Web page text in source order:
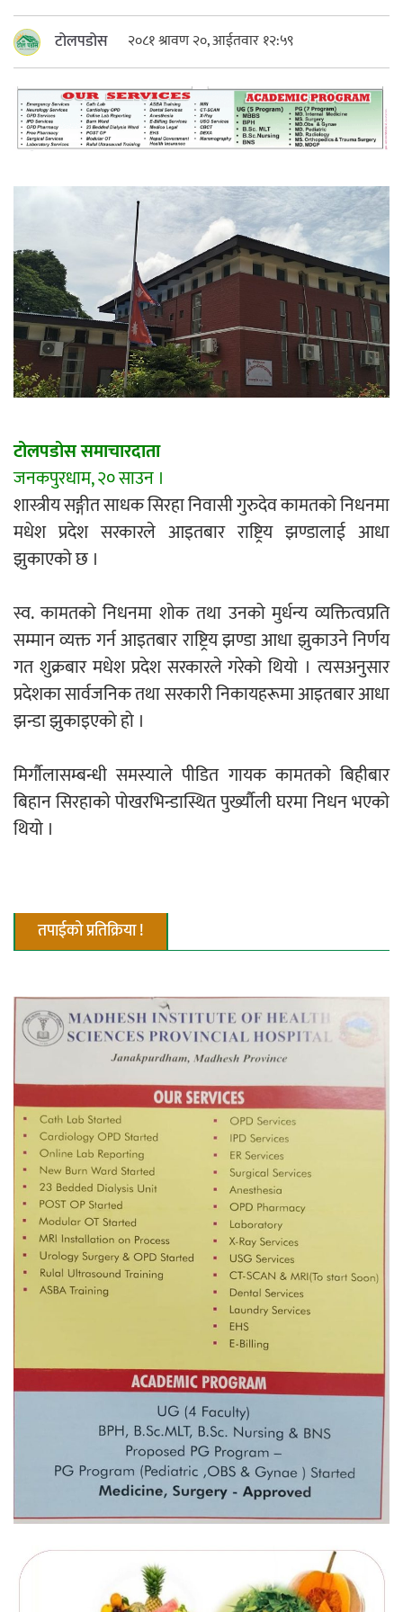
महत्त्वपूर्ण हुन्छ : मेयर मण्डल
रौतहटमा चट्याङ लाग्दा एककोे मृत्यु
श्रीमती बलात्कार मुद्दामा श्रीमान्लाई छ महिना
कैद, एक लाख रुपैयाँ क्षतिपूर्ति
बलियो र जीवन्त विकास साझेदारीको एक
हिस्सा : नियोग उपप्रमुख श्रीवास्तव
जनमत पत्रकार संघ
परियोजना सकिनै लाग्दा खुल्यो वन उद्यमीले
प्रतिस्पर्धाबिनाको नियुक्ति बदरबारे अन्तरिम
आदेश निक्र्योल गर्न असार ६ मा पेसी
निर्धारित ठाउँमा राजर्षिजनक विश्वविद्यालय
भवन बनाउन उपकुलपतिद्वारा आनाकानी
टोलपडोस २०८१ श्रावण २०, आईतवार १२:५९
टोलपडोस समाचारदाता
जनकपुरधाम, २० साउन ।
शास्त्रीय सङ्गीत साधक सिरहा निवासी गुरुदेव कामतको निधनमा
मधेश प्रदेश सरकारले आइतबार राष्ट्रिय झण्डालाई आधा
झुकाएको छ ।
स्व. कामतको निधनमा शोक तथा उनको मुर्धन्य व्यक्तित्वप्रति
सम्मान व्यक्त गर्न आइतबार राष्ट्रिय झण्डा आधा झुकाउने निर्णय
गत शुक्रबार मधेश प्रदेश सरकारले गरेको थियो । त्यसअनुसार
प्रदेशका सार्वजनिक तथा सरकारी निकायहरूमा आइतबार आधा
झन्डा झुकाइएको हो ।
मिर्गौलासम्बन्धी समस्याले पीडित गायक कामतको बिहीबार
बिहान सिरहाको पोखरभिन्डास्थित पुर्ख्यौली घरमा निधन भएको
थियो ।
तपाईको प्रतिक्रिया !